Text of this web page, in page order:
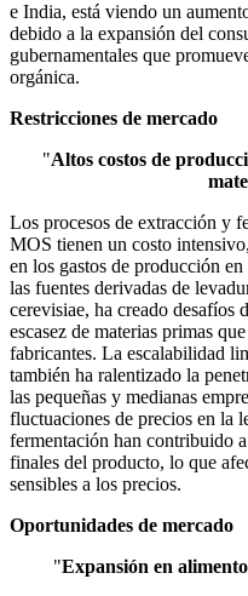
e India, está viendo un
debido a la expansión del
gubernamentales que
orgánica.
Restricciones de mercado
"Altos costos de
Los procesos de extracción y
MOS tienen un costo
en los gastos de producción
las fuentes derivadas de
cerevisiae, ha creado desafíos
escasez de materias primas
fabricantes. La escalabilidad
también ha ralentizado la
las pequeñas y medianas
fluctuaciones de precios en la
fermentación han contribuido
finales del producto, lo que
sensibles a los precios.
Oportunidades de mercado
"Expansión en